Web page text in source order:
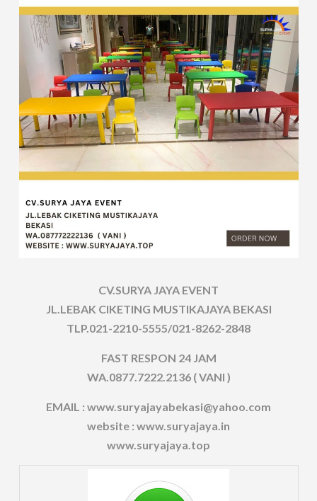
CV.SURYA JAYA EVENT
JL.LEBAK CIKETING MUSTIKAJAYA BEKASI
TLP.021-2210-5555/021-8262-2848
FAST RESPON 24 JAM
WA.0877.7222.2136 ( VANI )
EMAIL : www.suryajayabekasi@yahoo.com
website : www.suryajaya.in
www.suryajaya.top